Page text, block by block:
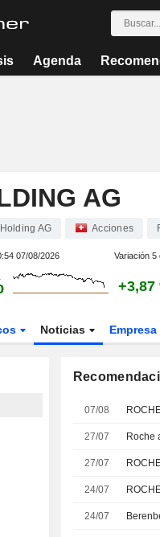
Agenda
AG
AG Acciones
07/08/2026 Variación 5
+3,87
Noticias Empresa
07/08
27/07 Roche
27/07
24/07
24/07